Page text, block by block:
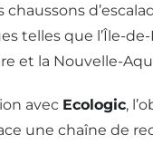
chaussons
telles que l’Île-de-
et la Nouvelle-
avec Ecologic,
une chaîne de